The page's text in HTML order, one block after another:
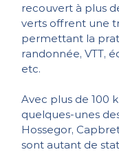
recouvert à plus
verts offrent une
permettant la
randonnée, VTT,
etc.
Avec plus de 100
quelques-unes
Hossegor,
sont autant de